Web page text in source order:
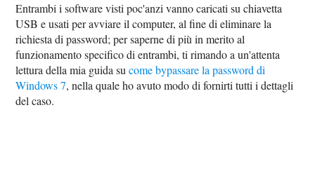
Entrambi i software visti poc'anzi vanno caricati su chiavetta
USB e usati per avviare il computer, al fine di eliminare la
richiesta di password; per saperne di più in merito al
funzionamento specifico di entrambi, ti rimando a un'attenta
lettura della mia guida sucome bypassare la password di
Windows 7, nella quale ho avuto modo di fornirti tutti i dettagli
del caso.